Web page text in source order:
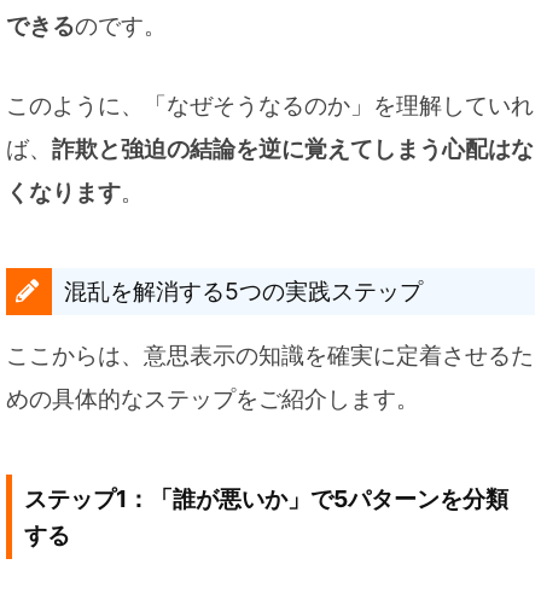
できるのです。
このように、「なぜそうなるのか」を理解していれ
ば、 詐欺と強迫の結論を逆に覚えてしまう心配はな
くなります。
混乱を解消する5つの実践ステップ
ここからは、意思表示の知識を確実に定着させるた
めの具体的なステップをご紹介します。
ステップ1：「誰が悪いか」で5パターンを分類
する